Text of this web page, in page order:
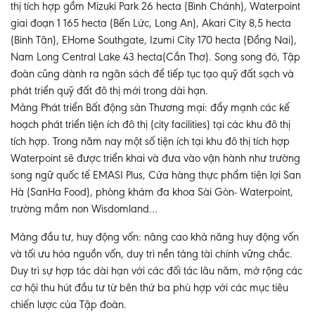
thị tích hợp gồm Mizuki Park 26 hecta (Bình Chánh), Waterpoint
giai đoạn 1 165 hecta (Bến Lức, Long An), Akari City 8,5 hecta
(Bình Tân), EHome Southgate, Izumi City 170 hecta (Đồng Nai),
Nam Long Central Lake 43 hecta(Cần Thơ). Song song đó, Tập
đoàn cũng dành ra ngân sách để tiếp tục tạo quỹ đất sạch và
phát triển quỹ đất đô thị mới trong dài hạn.
Mảng Phát triển Bất động sản Thương mại: đẩy mạnh các kế
hoạch phát triển tiện ích đô thị (city facilities) tại các khu đô thị
tích hợp. Trong năm nay một số tiện ích tại khu đô thị tích hợp
Waterpoint sẽ được triển khai và đưa vào vận hành như trường
song ngữ quốc tế EMASI Plus, Cửa hàng thực phẩm tiện lợi San
Hà (SanHa Food), phòng khám đa khoa Sài Gòn- Waterpoint,
trường mầm non Wisdomland…
Mảng đầu tư, huy động vốn: nâng cao khả năng huy động vốn
và tối ưu hóa nguồn vốn, duy trì nền tảng tài chính vững chắc.
Duy trì sự hợp tác dài hạn với các đối tác lâu năm, mở rộng các
cơ hội thu hút đầu tư từ bên thứ ba phù hợp với các mục tiêu
chiến lược của Tập đoàn.